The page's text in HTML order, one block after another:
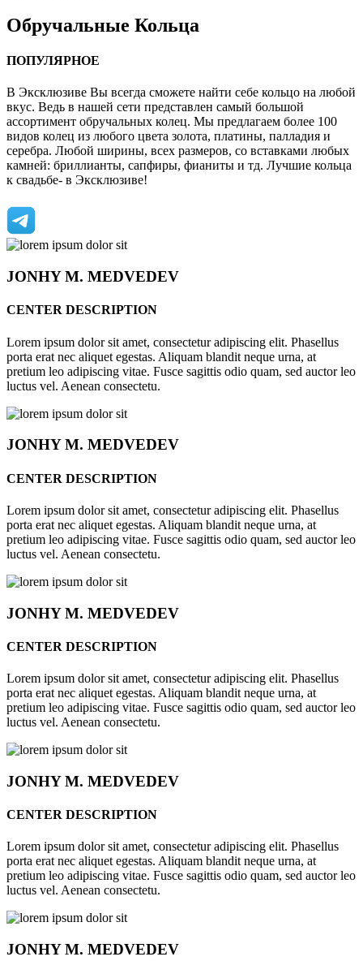
Обручальные Кольца
ПОПУЛЯРНОЕ
В Эксклюзиве Вы всегда сможете найти себе кольцо на любой
вкус. Ведь в нашей сети представлен самый большой
ассортимент обручальных колец. Мы предлагаем более 100
видов колец из любого цвета золота, платины, палладия и
серебра. Любой ширины, всех размеров, со вставками любых
камней: бриллианты, сапфиры, фианиты и тд. Лучшие кольца
к свадьбе- в Эксклюзиве!
JONHYM. MEDVEDEV
CENTER DESCRIPTION
Lorem ipsum dolor sit amet, consectetur adipiscing elit. Phasellus
porta erat nec aliquet egestas. Aliquam blandit neque urna, at
pretium leo adipiscing vitae. Fusce sagittis odio quam, sed auctor leo
luctus vel. Aenean consectetu.
JONHYM. MEDVEDEV
CENTER DESCRIPTION
Lorem ipsum dolor sit amet, consectetur adipiscing elit. Phasellus
porta erat nec aliquet egestas. Aliquam blandit neque urna, at
pretium leo adipiscing vitae. Fusce sagittis odio quam, sed auctor leo
luctus vel. Aenean consectetu.
JONHYM. MEDVEDEV
CENTER DESCRIPTION
Lorem ipsum dolor sit amet, consectetur adipiscing elit. Phasellus
porta erat nec aliquet egestas. Aliquam blandit neque urna, at
pretium leo adipiscing vitae. Fusce sagittis odio quam, sed auctor leo
luctus vel. Aenean consectetu.
JONHYM. MEDVEDEV
CENTER DESCRIPTION
Lorem ipsum dolor sit amet, consectetur adipiscing elit. Phasellus
porta erat nec aliquet egestas. Aliquam blandit neque urna, at
pretium leo adipiscing vitae. Fusce sagittis odio quam, sed auctor leo
luctus vel. Aenean consectetu.
JONHYM. MEDVEDEV